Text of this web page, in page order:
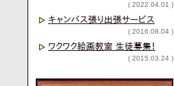
( 2022.04.01 )
キャンバス張り出張サービス
( 2016.08.04 )
ワクワク絵画教室 生徒募集！
( 2015.03.24 )